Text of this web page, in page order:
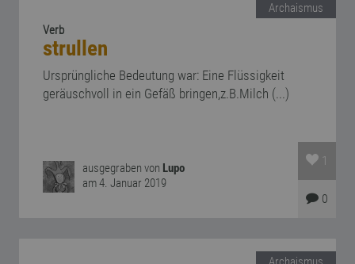
Archaismus
Verb
strullen
Ursprüngliche Bedeutung war: Eine Flüssigkeit
geräuschvoll in ein Gefäß bringen,z.B.Milch (...)
ausgegraben von Lupo
am 4. Januar 2019
1
0